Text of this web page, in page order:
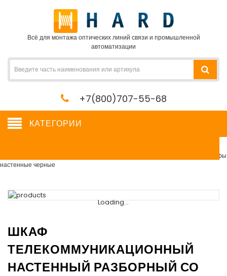
Всё для монтажа оптических линий связи и промышленной
автоматизации
+7(800)707-55-68
КАТЕГОРИИ
Шкафы
настенные черные
Loading...
ШКАФ
ТЕЛЕКОММУНИКАЦИОННЫЙ
НАСТЕННЫЙ РАЗБОРНЫЙ СО